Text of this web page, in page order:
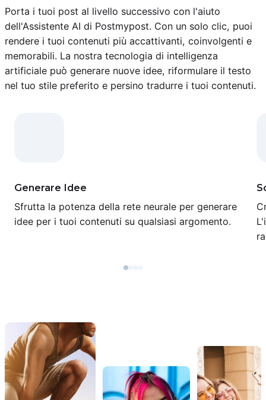
Porta i tuoi post al livello successivo con l'aiuto
dell'Assistente AI di Postmypost. Con un solo clic, puoi
rendere i tuoi contenuti più accattivanti, coinvolgenti e
memorabili. La nostra tecnologia di intelligenza
artificiale può generare nuove idee, riformulare il testo
nel tuo stile preferito e persino tradurre i tuoi contenuti.
Generare Idee
Sfrutta la potenza della rete neurale per generare
idee per i tuoi contenuti su qualsiasi argomento.